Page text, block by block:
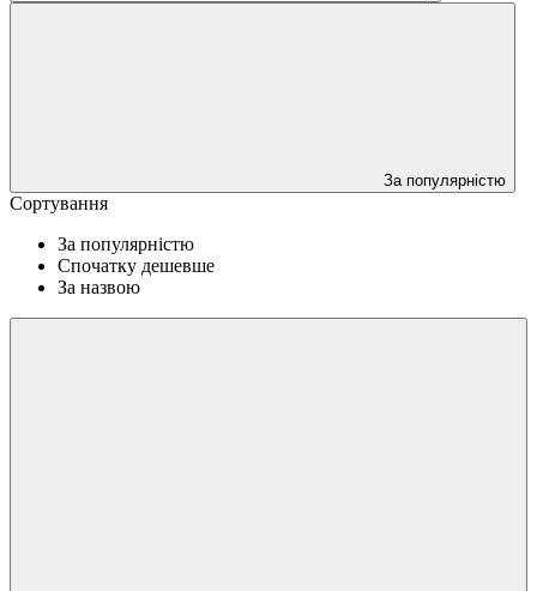
За популярністю
Сортування
За популярністю
Спочатку дешевше
За назвою